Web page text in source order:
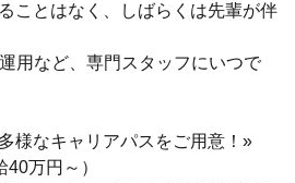
ことはなく、しばらくは先輩が伴
用など、専門スタッフにいつで
様なキャリアパスをご用意！»
万円～）